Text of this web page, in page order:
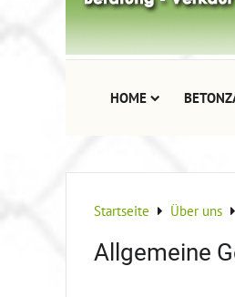
HOME
Startseite Über uns
Allgemeine